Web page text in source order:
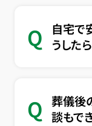
Q
自宅で
うした
Q 葬儀後
談もで